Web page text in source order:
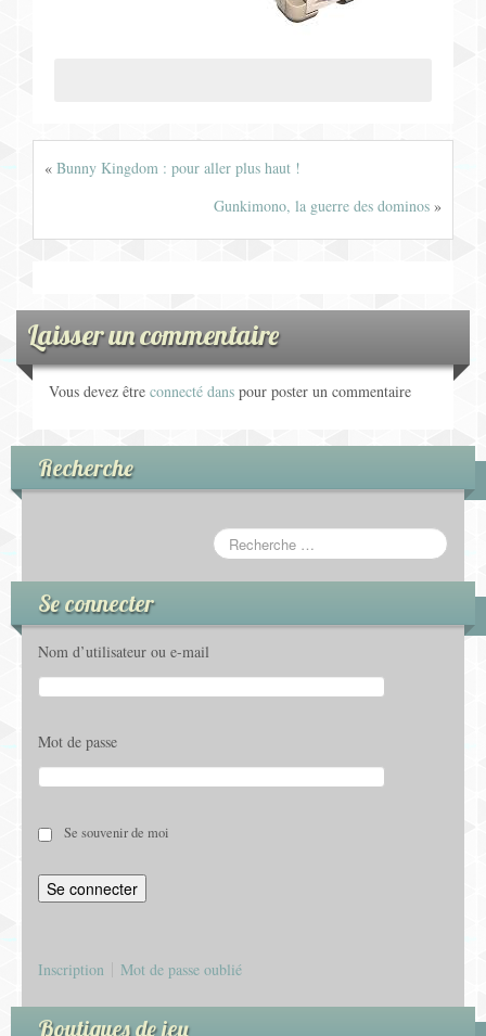
« Bunny Kingdom : pour aller plus haut !
Gunkimono, la guerre des dominos »
Laisser un commentaire
Vous devez être connecté dans pour poster un commentaire
Recherche
Se connecter
Nom d’utilisateur ou e-mail
Mot de passe
Se souvenir de moi
Inscription Mot de passe oublié
Boutiques de jeu